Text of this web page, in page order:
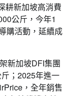
耕新加坡高消費
公斤，今年1
購活動，延續成
新加坡DFI集團
；2025年進一
，全年銷售